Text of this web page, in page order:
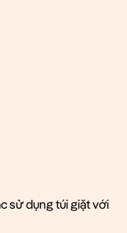
sử dụng túi giặt với